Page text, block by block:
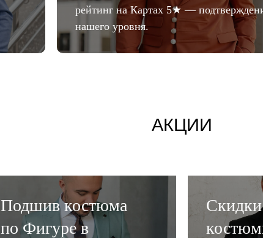
рейтинг на Картах 5★ —
нашего уровня.
АКЦИИ
Подшив костюма
по Фигуре в